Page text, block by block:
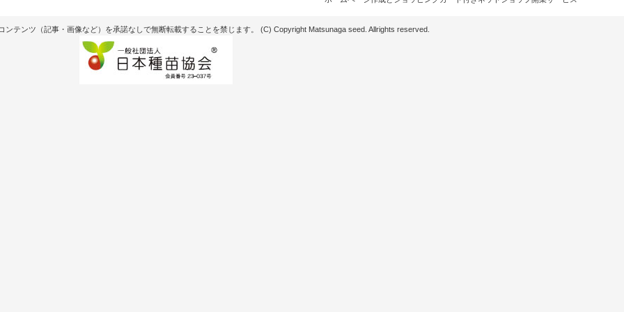
ンテンツ（記事・画像など）を承諾なしで無断転載することを禁じます。 (C) Copyright Matsunaga seed. Allrights reserved.